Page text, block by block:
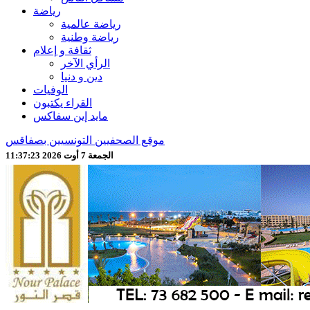
رياضة
رياضة عالمية
رياضة وطنية
ثقافة و إعلام
الرأي الآخر
دين و دنيا
الوفيات
القراء يكتبون
مايد إين سفاكس
موقع الصحفيين التونسيين بصفاقس
الجمعة 7 أوت 2026 11:37:25